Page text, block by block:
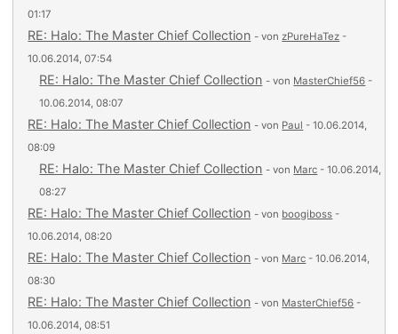
01:17
RE: Halo: The Master Chief Collection - vonzPureHaTez -
10.06.2014, 07:54
RE: Halo: The Master Chief Collection - von MasterChief56 -
10.06.2014, 08:07
RE: Halo: The Master Chief Collection - von Paul - 10.06.2014,
08:09
RE: Halo: The Master Chief Collection - von Marc - 10.06.2014,
08:27
RE: Halo: The Master Chief Collection - von boogiboss -
10.06.2014, 08:20
RE: Halo: The Master Chief Collection - von Marc - 10.06.2014,
08:30
RE: Halo: The Master Chief Collection - von MasterChief56 -
10.06.2014, 08:51